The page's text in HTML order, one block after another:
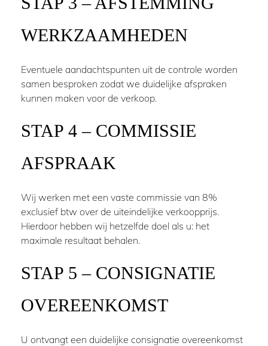
WERKZAAMHEDEN
Eventuele aandachtspunten uit de controle worden
samen besproken zodat we duidelijke afspraken
kunnen maken voor de verkoop.
STAP 4 – COMMISSIE
AFSPRAAK
Wij werken met een vaste commissie van 8%
exclusief btw over de uiteindelijke verkoopprijs.
Hierdoor hebben wij hetzelfde doel als u: het
maximale resultaat behalen.
STAP 5 – CONSIGNATIE
OVEREENKOMST
U ontvangt een duidelijke consignatie overeenkomst